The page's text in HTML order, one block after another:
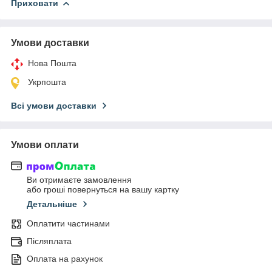
Приховати
Умови доставки
Нова Пошта
Укрпошта
Всі умови доставки
Умови оплати
Ви отримаєте замовлення
або гроші повернуться на вашу картку
Детальніше
Оплатити частинами
Післяплата
Оплата на рахунок